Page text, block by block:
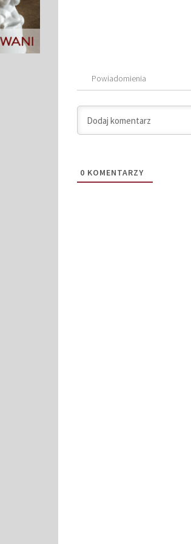
Powiadomienia
0 KOMENTARZY